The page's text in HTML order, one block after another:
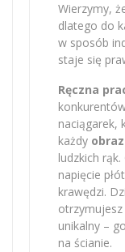
Wierzymy,
dlatego do
w sposób
staje się
Ręczna
naciągarek,
każdy
ludzkich
napięcie
krawędzi.
unikalny –
na ścianie.